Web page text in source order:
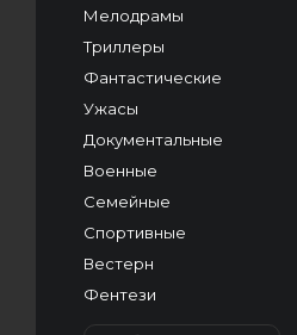
Мелодрамы
Триллеры
Фантастические
Ужасы
Документальные
Военные
Семейные
Спортивные
Вестерн
Фентези